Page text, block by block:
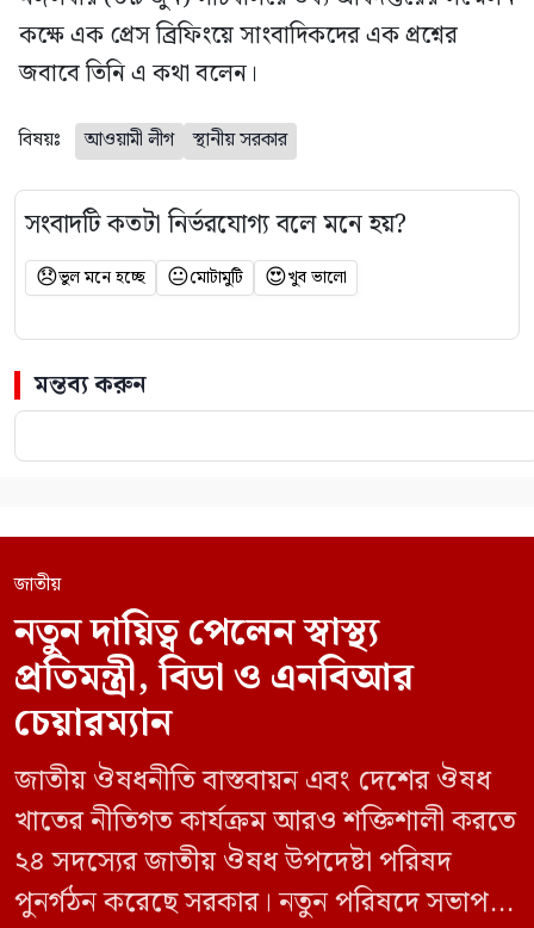
কক্ষে এক প্রেস ব্রিফিংয়ে সাংবাদিকদের এক প্রশ্নের
জবাবে তিনি এ কথা বলেন।
বিষয়ঃ আওয়ামী লীগ স্থানীয় সরকার
সংবাদটি কতটা নির্ভরযোগ্য বলে মনে হয়?
😞ভুল মনে হচ্ছে 😐মোটামুটি 😍খুব ভালো
মন্তব্য করুন
জাতীয়
নতুন দায়িত্ব পেলেন স্বাস্থ্য
প্রতিমন্ত্রী, বিডা ও এনবিআর
চেয়ারম্যান
জাতীয় ঔষধনীতি বাস্তবায়ন এবং দেশের ঔষধ
খাতের নীতিগত কার্যক্রম আরও শক্তিশালী করতে
২৪ সদস্যের জাতীয় ঔষধ উপদেষ্টা পরিষদ
পুনর্গঠন করেছে সরকার। নতুন পরিষদে সভাপতি